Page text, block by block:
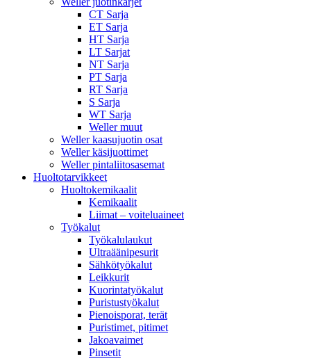
CT Sarja
ET Sarja
HT Sarja
LT Sarjat
NT Sarja
PT Sarja
RT Sarja
S Sarja
WT Sarja
Weller muut
Weller kaasujuotin osat
Weller käsijuottimet
Weller pintaliitosasemat
Huoltotarvikkeet
Huoltokemikaalit
Kemikaalit
Liimat – voiteluaineet
Työkalut
Työkalulaukut
Ultraäänipesurit
Sähkötyökalut
Leikkurit
Kuorintatyökalut
Puristustyökalut
Pienoisporat, terät
Puristimet, pitimet
Jakoavaimet
Pinsetit